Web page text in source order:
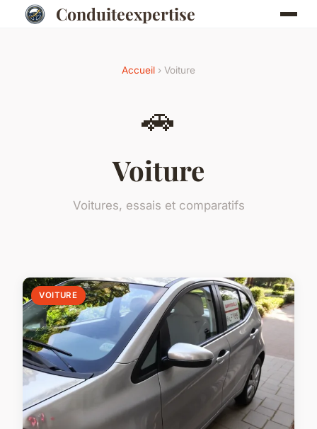
Conduiteexpertise
Accueil › Voiture
🚗
Voiture
Voitures, essais et comparatifs
VOITURE